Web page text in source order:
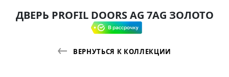
ДВЕРЬ PROFIL DOORS AG 7AG ЗОЛОТО
ВЕРНУТЬСЯ К КОЛЛЕКЦИИ